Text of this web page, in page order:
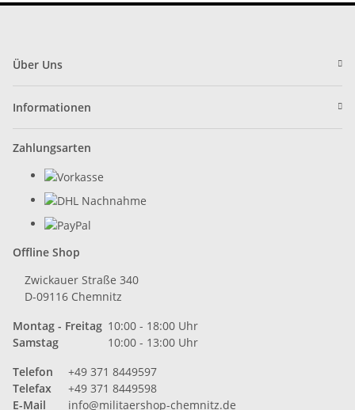
Über Uns
Informationen
Zahlungsarten
Offline Shop
Zwickauer Straße 340
D-09116 Chemnitz
Montag - Freitag 10:00 - 18:00 Uhr
Samstag
10:00 - 13:00 Uhr
Telefon
+49 371 8449597
Telefax
+49 371 8449598
E-Mail
info@militaershop-chemnitz.de